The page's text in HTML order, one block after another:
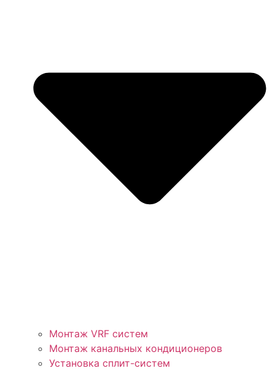
Монтаж VRF систем
Монтаж канальных кондиционеров
Установка сплит-систем